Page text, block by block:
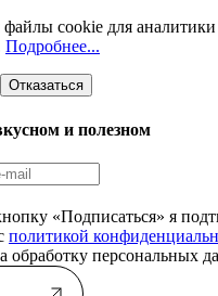
cookie для
Подробнее...
Отказаться
и полезном
«Подписаться» я
политикой
обработку персональных